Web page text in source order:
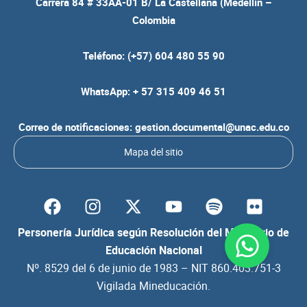
Colombia
Teléfono: (+57) 604 480 55 90
WhatsApp: + 57 315 409 46 51
Correo de notificaciones: gestion.documental@unac.edu.co
Mapa del sitio
Personería Jurídica según Resolución del Ministerio de
Educación Nacional
Nº. 8529 del 6 de junio de 1983 – NIT 860.403.751-3
Vigilada Mineducación.
F
a
c
b
I
n
s
a
g
Y
o
u
t
u
b
S
p
o
i
F
l
i
c
k